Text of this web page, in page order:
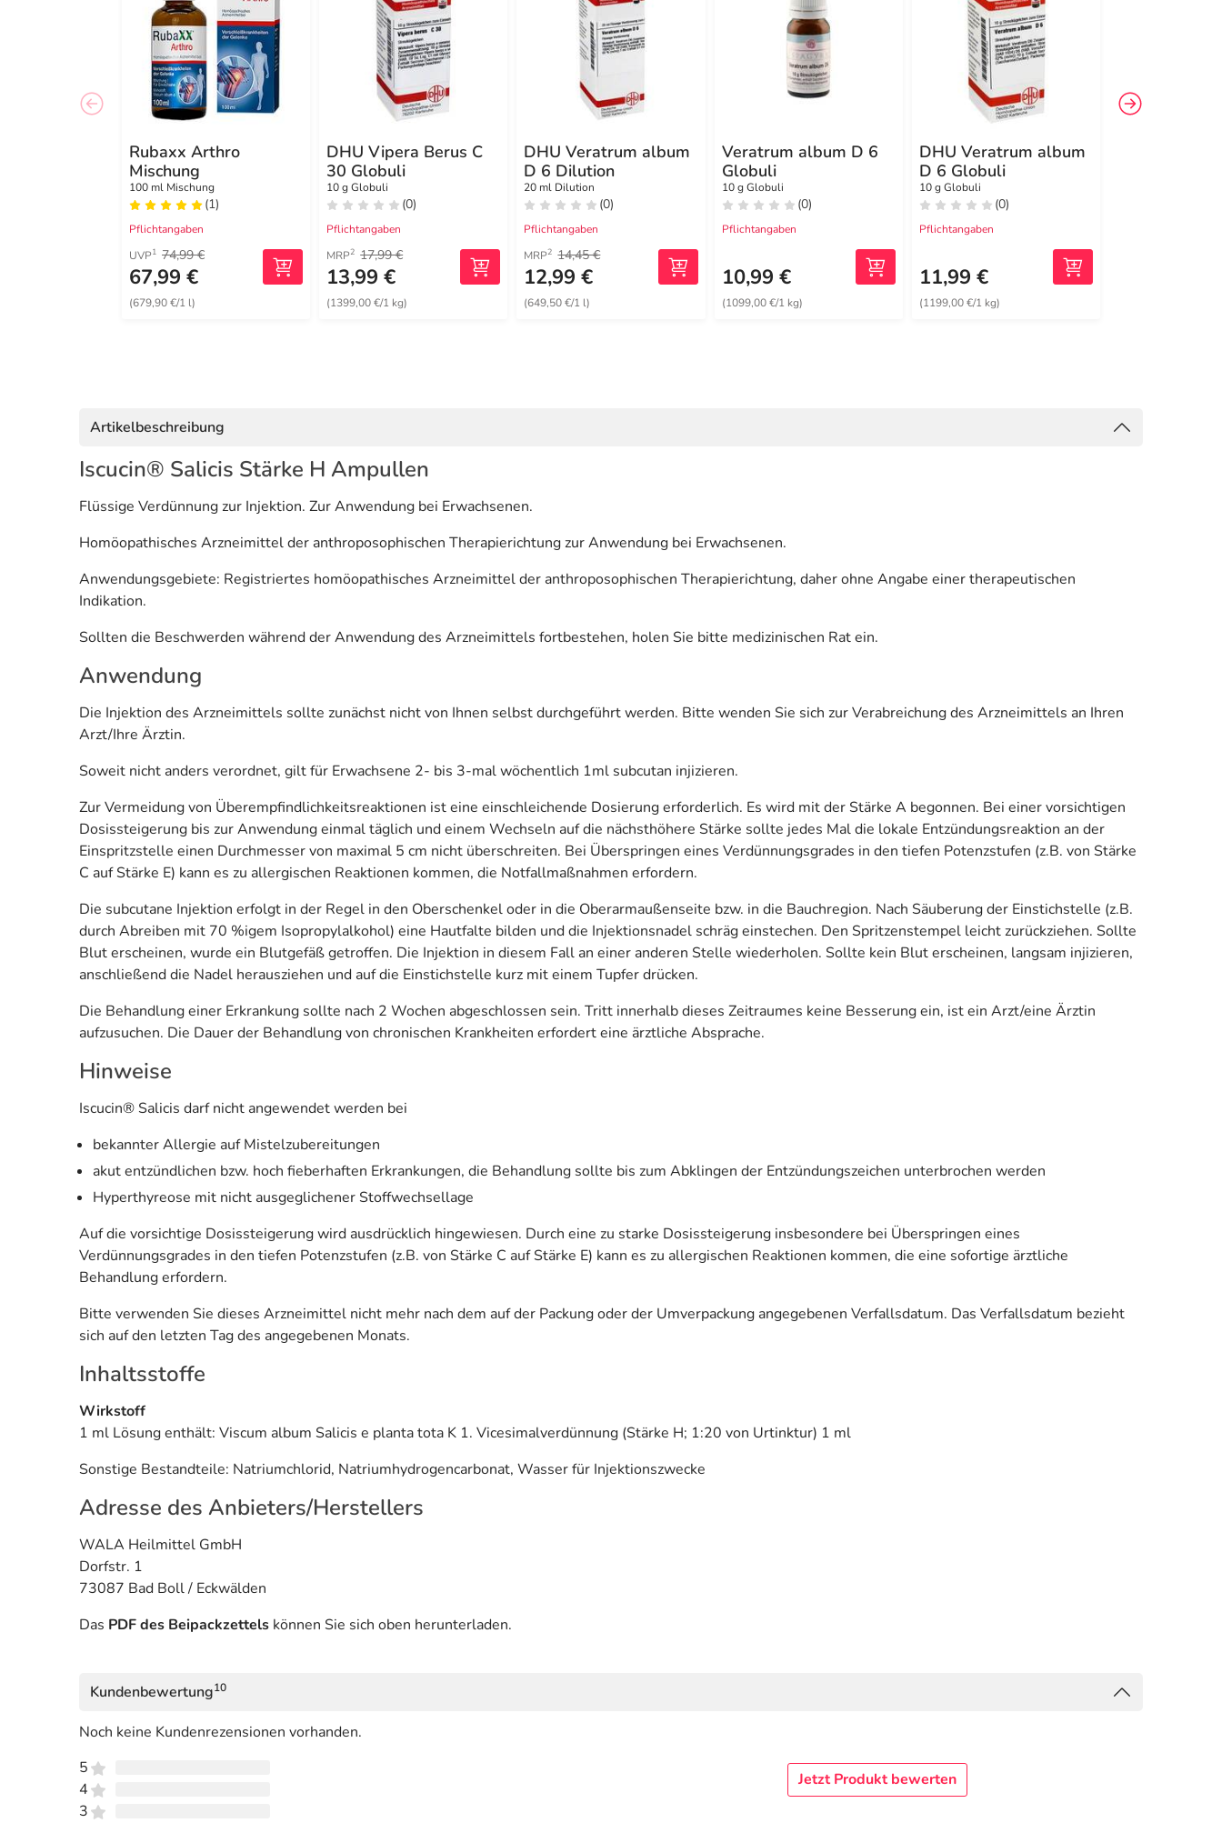
Rubaxx Arthro
Mischung
100 ml Mischung
(1)
Pflichtangaben
UVP1 74,99 €
67,99 €
(679,90 €/1 l)
DHU Vipera Berus C
30 Globuli
10 g Globuli
(0)
Pflichtangaben
MRP2 17,99 €
13,99 €
(1399,00 €/1 kg)
DHU Veratrum album
D 6 Dilution
20 ml Dilution
(0)
Pflichtangaben
MRP2 14,45 €
12,99 €
(649,50 €/1 l)
Veratrum album D 6
Globuli
10 g Globuli
(0)
Pflichtangaben
10,99 €
(1099,00 €/1 kg)
DHU Veratrum album
D 6 Globuli
10 g Globuli
(0)
Pflichtangaben
11,99 €
(1199,00 €/1 kg)
Artikelbeschreibung
Iscucin® Salicis Stärke H Ampullen
Flüssige Verdünnung zur Injektion. Zur Anwendung bei Erwachsenen.
Homöopathisches Arzneimittel der anthroposophischen Therapierichtung zur Anwendung bei Erwachsenen.
Anwendungsgebiete: Registriertes homöopathisches Arzneimittel der anthroposophischen Therapierichtung, daher ohne Angabe einer therapeutischen
Indikation.
Sollten die Beschwerden während der Anwendung des Arzneimittels fortbestehen, holen Sie bitte medizinischen Rat ein.
Anwendung
Die Injektion des Arzneimittels sollte zunächst nicht von Ihnen selbst durchgeführt werden. Bitte wenden Sie sich zur Verabreichung des Arzneimittels an Ihren
Arzt/Ihre Ärztin.
Soweit nicht anders verordnet, gilt für Erwachsene 2- bis 3-mal wöchentlich 1ml subcutan injizieren.
Zur Vermeidung von Überempfindlichkeitsreaktionen ist eine einschleichende Dosierung erforderlich. Es wird mit der Stärke A begonnen. Bei einer vorsichtigen
Dosissteigerung bis zur Anwendung einmal täglich und einem Wechseln auf die nächsthöhere Stärke sollte jedes Mal die lokale Entzündungsreaktion an der
Einspritzstelle einen Durchmesser von maximal 5 cm nicht überschreiten. Bei Überspringen eines Verdünnungsgrades in den tiefen Potenzstufen (z.B. von Stärke
C auf Stärke E) kann es zu allergischen Reaktionen kommen, die Notfallmaßnahmen erfordern.
Die subcutane Injektion erfolgt in der Regel in den Oberschenkel oder in die Oberarmaußenseite bzw. in die Bauchregion. Nach Säuberung der Einstichstelle (z.B.
durch Abreiben mit 70 %igem Isopropylalkohol) eine Hautfalte bilden und die Injektionsnadel schräg einstechen. Den Spritzenstempel leicht zurückziehen. Sollte
Blut erscheinen, wurde ein Blutgefäß getroffen. Die Injektion in diesem Fall an einer anderen Stelle wiederholen. Sollte kein Blut erscheinen, langsam injizieren,
anschließend die Nadel herausziehen und auf die Einstichstelle kurz mit einem Tupfer drücken.
Die Behandlung einer Erkrankung sollte nach 2 Wochen abgeschlossen sein. Tritt innerhalb dieses Zeitraumes keine Besserung ein, ist ein Arzt/eine Ärztin
aufzusuchen. Die Dauer der Behandlung von chronischen Krankheiten erfordert eine ärztliche Absprache.
Hinweise
Iscucin® Salicis darf nicht angewendet werden bei
bekannter Allergie auf Mistelzubereitungen
akut entzündlichen bzw. hoch fieberhaften Erkrankungen, die Behandlung sollte bis zum Abklingen der Entzündungszeichen unterbrochen werden
Hyperthyreose mit nicht ausgeglichener Stoffwechsellage
Auf die vorsichtige Dosissteigerung wird ausdrücklich hingewiesen. Durch eine zu starke Dosissteigerung insbesondere bei Überspringen eines
Verdünnungsgrades in den tiefen Potenzstufen (z.B. von Stärke C auf Stärke E) kann es zu allergischen Reaktionen kommen, die eine sofortige ärztliche
Behandlung erfordern.
Bitte verwenden Sie dieses Arzneimittel nicht mehr nach dem auf der Packung oder der Umverpackung angegebenen Verfallsdatum. Das Verfallsdatum bezieht
sich auf den letzten Tag des angegebenen Monats.
Inhaltsstoffe
Wirkstoff
1 ml Lösung enthält: Viscum album Salicis e planta tota K 1. Vicesimalverdünnung (Stärke H; 1:20 von Urtinktur) 1 ml
Sonstige Bestandteile: Natriumchlorid, Natriumhydrogencarbonat, Wasser für Injektionszwecke
Adresse des Anbieters/Herstellers
WALA Heilmittel GmbH
Dorfstr. 1
73087 Bad Boll / Eckwälden
Das PDF des Beipackzettels können Sie sich oben herunterladen.
Kundenbewertung10
Noch keine Kundenrezensionen vorhanden.
5
4
3
Jetzt Produkt bewerten